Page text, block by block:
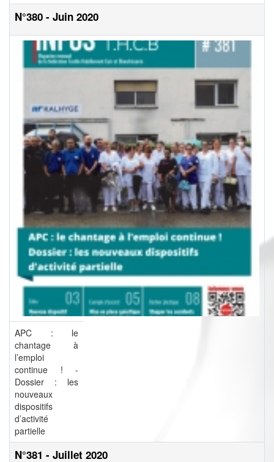
N°380 - Juin 2020
APC : le
chantage à
l’emploi
continue ! -
Dossier : les
nouveaux
dispositifs
d’activité
partielle
N°381 - Juillet 2020